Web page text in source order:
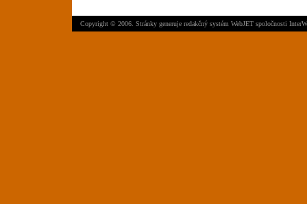
Copyright © 2006. Stránky generuje redakčný systém WebJET spoločnosti